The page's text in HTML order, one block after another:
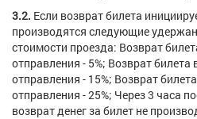
3.2. Если возврат билета
производятся следующие
стоимости проезда: Возврат
отправления - 5%; Возврат билета
отправления - 15%; Возврат
отправления - 25%; Через 3 часа
возврат денег за билет не